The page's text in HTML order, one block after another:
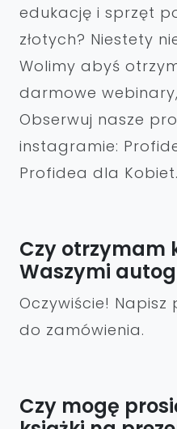
edukację i sprzęt
złotych? Niestety
Wolimy abyś
darmowe
Obserwuj nasze
instagramie:
Profidea dla Kobiet.
Czy otrzymam
Waszymi
Oczywiście!
do zamówienia.
Czy mogę